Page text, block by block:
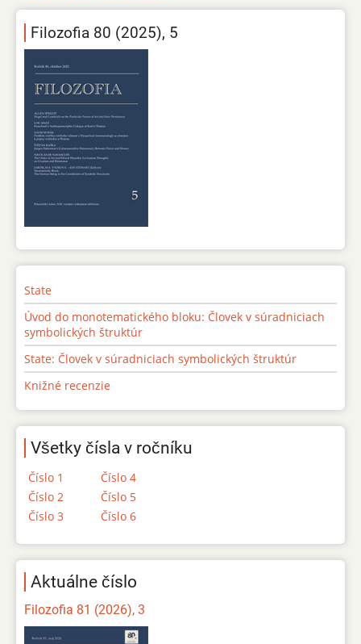
Filozofia 80 (2025), 5
State
Úvod do monotematického bloku: Človek v súradniciach
symbolických štruktúr
State: Človek v súradniciach symbolických štruktúr
Knižné recenzie
Všetky čísla v ročníku
Číslo 1
Číslo 2
Číslo 3
Číslo 4
Číslo 5
Číslo 6
Aktuálne číslo
Filozofia 81 (2026), 3